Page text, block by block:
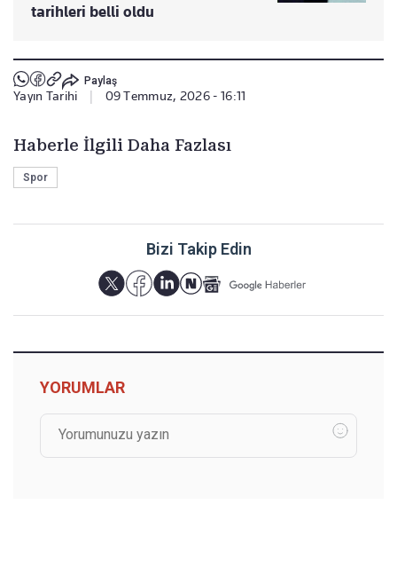
tarihleri belli oldu
Paylaş
Yayın Tarihi 09 Temmuz, 2026 - 16:11
Haberle İlgili Daha Fazlası
Spor
Bizi Takip Edin
YORUMLAR